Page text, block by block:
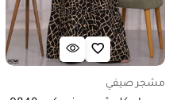
مشجر صيفي